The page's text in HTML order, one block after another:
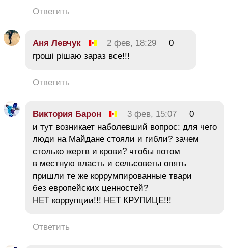
Ответить
Аня Левчук 2 фев, 18:29
0
гроші рішаю зараз все!!!
Ответить
Виктория Барон 3 фев, 15:07
0
и тут возникает наболевший вопрос: для чего
люди на Майдане стояли и гибли? зачем
столько жертв и крови? чтобы потом
в местную власть и сельсоветы опять
пришли те же коррумпированные твари
без европейских ценностей?
НЕТ коррупции!!! НЕТ КРУПИЦЕ!!!
Ответить